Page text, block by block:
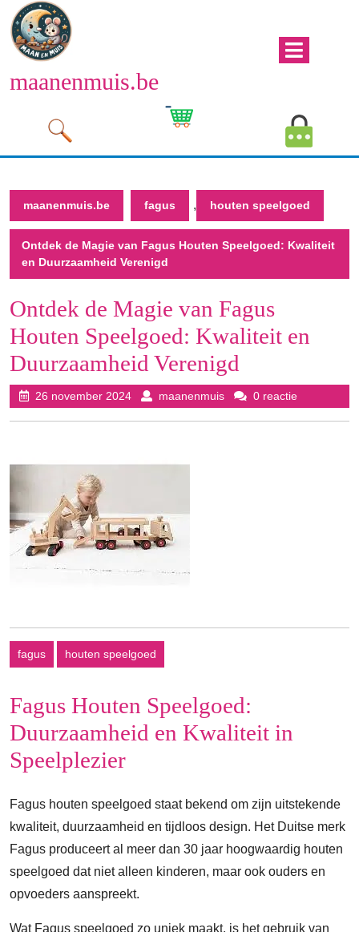
Naar
de
inhoud
maanenmuis.be
Winkelwagen
maanenmuis.be fagus , houten speelgoed
Ontdek de Magie van Fagus Houten Speelgoed: Kwaliteit
en Duurzaamheid Verenigd
Ontdek de Magie van Fagus
Houten Speelgoed: Kwaliteit en
Duurzaamheid Verenigd
26 november 202426
november
maanenmuismaanenmuis
0 reactie
fagus houten speelgoed
Fagus Houten Speelgoed:
Duurzaamheid en Kwaliteit in
Speelplezier
Fagus houten speelgoed staat bekend om zijn uitstekende
kwaliteit, duurzaamheid en tijdloos design. Het Duitse merk
Fagus produceert al meer dan 30 jaar hoogwaardig houten
speelgoed dat niet alleen kinderen, maar ook ouders en
opvoeders aanspreekt.
Wat Fagus speelgoed zo uniek maakt, is het gebruik van